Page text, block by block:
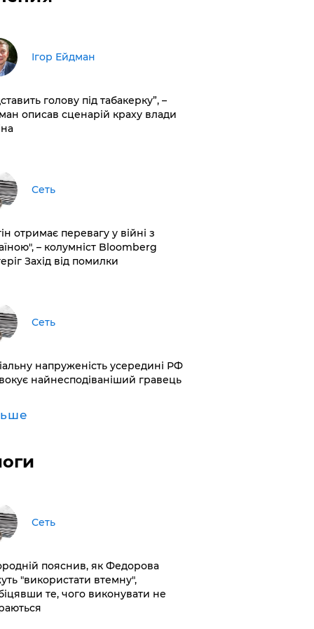
Ігор Ейдман
голову під табакерку”, –
описав сценарій краху влади
Сеть
отримає перевагу у війні з
– колумніст Bloomberg
Захід від помилки
Сеть
напруженість усередині РФ
найнесподіваніший гравець
Сеть
пояснив, як Федорова
"використати втемну",
те, чого виконувати не